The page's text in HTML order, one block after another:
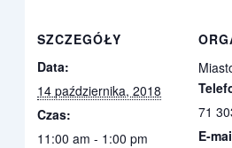
SZCZEGÓŁY
Data:
14 października, 2018
Czas:
11:00 am - 1:00 pm
71
E-